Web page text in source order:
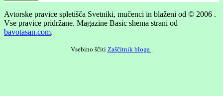
Avtorske pravice spletišča Svetniki, mučenci in blaženi od © 2006 .
Vse pravice pridržane. Magazine Basic shema strani od
bavotasan.com.
Vsebino ščiti Zaščitnik bloga